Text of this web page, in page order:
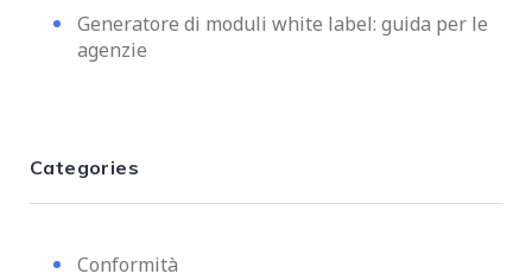
Generatore di moduli white label: guida per le
agenzie
Categories
Conformità